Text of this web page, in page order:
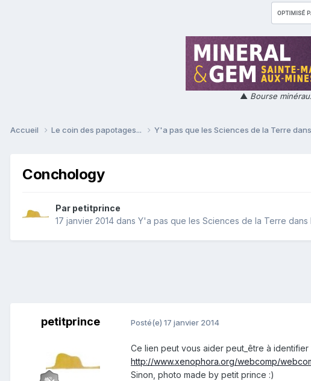
▲ Bourse
Accueil Le coin des papotages... Y'a pas que les Sciences de la Terre
Conchology
Par petitprince
17 janvier 2014 dans Y'a pas que les Sciences de la Terre dans
petitprince Posté(e) 17 janvier 2014
Ce lien peut vous aider peut_être à identifier
http://www.xenophora.org/webcomp/
Sinon, photo made by petit prince :)